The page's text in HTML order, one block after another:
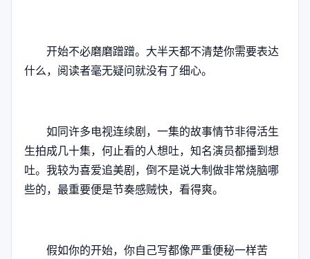
开始不必磨磨蹭蹭。大半天都不清楚你需要表达
什么，阅读者毫无疑问就没有了细心。
如同许多电视连续剧，一集的故事情节非得活生
生拍成几十集，何止看的人想吐，知名演员都播到想
吐。我较为喜爱追美剧，倒不是说大制做非常烧脑哪
些的，最重要便是节奏感贼快，看得爽。
假如你的开始，你自己写都像严重便秘一样苦